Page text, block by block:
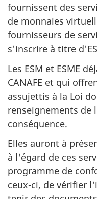
fournissent des
de monnaies
fournisseurs de
s'inscrire à titre
Les ESM et ESME
CANAFE et qui
assujettis à la Loi
renseignements de
conséquence.
Elles auront à
à l'égard de ces
programme de
ceux-ci, de vérifier